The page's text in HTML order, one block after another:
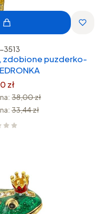
3513
zdobione puzderko-
zł
38,00 zł
33,44 zł